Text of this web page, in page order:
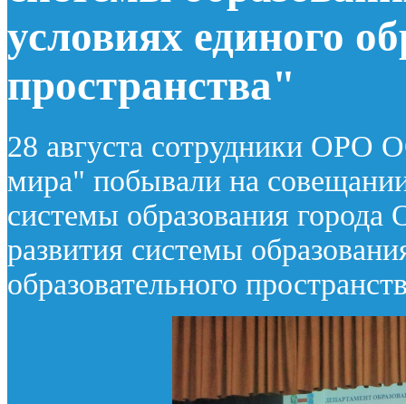
условиях единого
пространства"
28 августа сотрудники ОРО
мира" побывали на
системы образования города
развития системы
образовательного